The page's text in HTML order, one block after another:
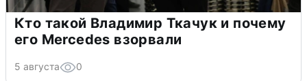
Кто такой Владимир Ткачук и почему
его Mercedes взорвали
5 августа 0